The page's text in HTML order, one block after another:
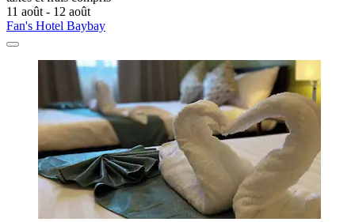
11 août - 12 août
Fan's Hotel Baybay